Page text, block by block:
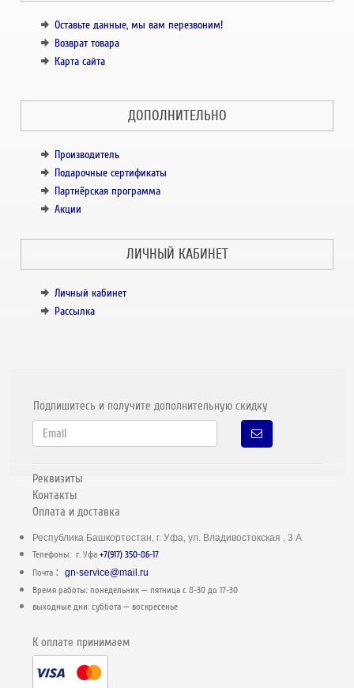
Оставьте данные, мы вам перезвоним!
Возврат товара
Карта сайта
ДОПОЛНИТЕЛЬНО
Производитель
Подарочные сертификаты
Партнёрская программа
Акции
ЛИЧНЫЙ КАБИНЕТ
Личный кабинет
Рассылка
Подпишитесь и получите дополнительную скидку
Реквизиты
Контакты
Оплата и доставка
Республика Башкортостан, г. Уфа, ул. Владивостокская , 3 А
Телефоны: г. Уфа+7(917) 350-86-17
Почта :gn-service@mail.ru
Время работы: понедельник — пятница c 8-30 до 17-30
выходные дни: суббота — воскресенье
К оплате принимаем